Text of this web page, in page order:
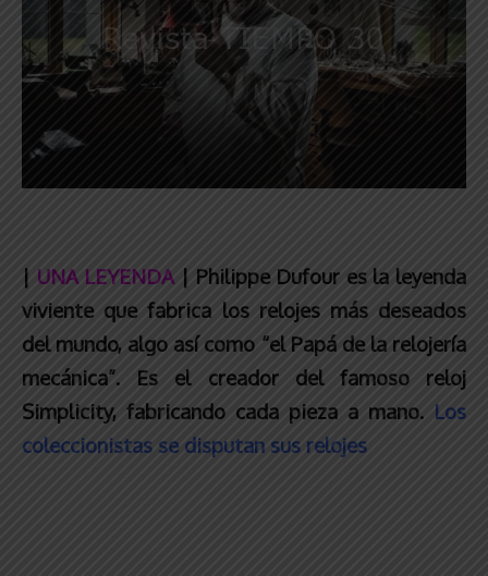
| UNA LEYENDA | Philippe Dufour es la leyenda
viviente que fabrica los relojes más deseados
del mundo, algo así como “el Papá de la relojería
mecánica”. Es el creador del famoso reloj
Simplicity, fabricando cada pieza a mano. Los
coleccionistas se disputan sus relojes